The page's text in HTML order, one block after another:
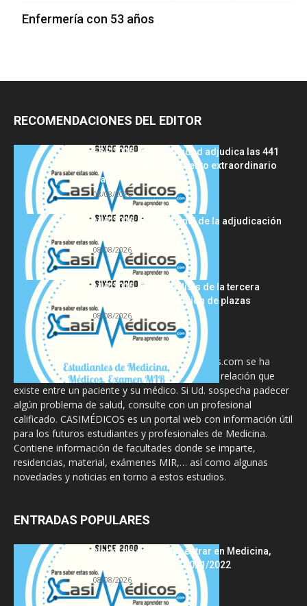
Enfermería con 53 años
RECOMENDACIONES DEL EDITOR
FSE 2025-2026: Sanidad adjudica las 441
plazas del procedimiento extraordinario
tras...
08/08/2026
MIR 2026: análisis final de la adjudicación
de plazas y claves...
08/08/2026
MIR 2025-2026: análisis de la tercera
semana de adjudicación de plazas
08/08/2026
La información proporcionada en CasiMedicos.com se ha
diseñado para complementar, no substituir, la relación que
existe entre un paciente y su médico. Si Ud. sospecha padecer
algún problema de salud, consulte con un profesional
calificado. CASIMÉDICOS es un portal web con información útil
para los futuros estudiantes y profesionales de Medicina.
Contiene información de facultades donde se imparte,
residencias, material, exámenes MIR,… así como algunas
novedades y noticias en torno a estos estudios.
ENTRADAS POPULARES
Notas de corte para entrar en Medicina,
curso 2022/2023 vs 2021/2022
08/08/2026